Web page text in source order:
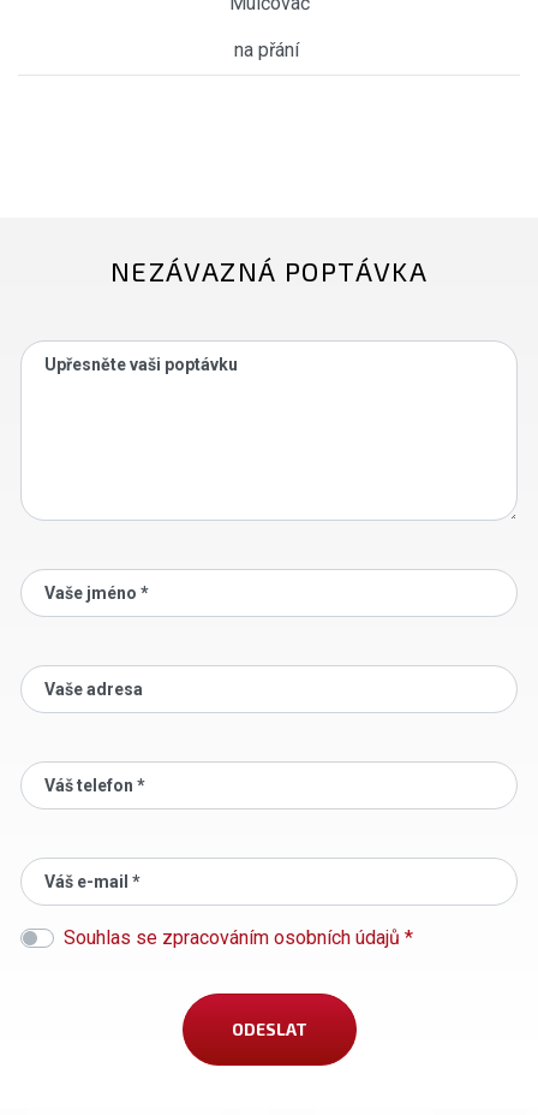
na přání
NEZÁVAZNÁ POPTÁVKA
Upřesněte vaši poptávku
Vaše jméno *
Vaše adresa
Váš telefon *
Váš e-mail *
Souhlas se zpracováním osobních údajů *